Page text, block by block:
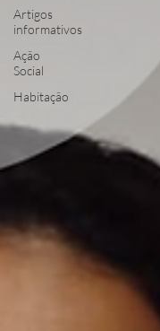
Artigos
informativos
Ação
Social
Habitação